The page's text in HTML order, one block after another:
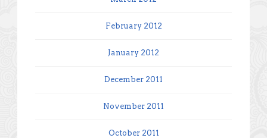
February 2012
January 2012
December 2011
November 2011
October 2011